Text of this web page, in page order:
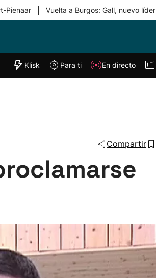
Pienaar Vuelta a Burgos: Gall, nuevo líder
"Helmuga"
Klisk
Klisk Para ti En directo
Compartir